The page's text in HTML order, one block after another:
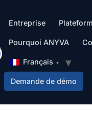
Entreprise
Pourquoi ANYVA
Français
Demande de démo